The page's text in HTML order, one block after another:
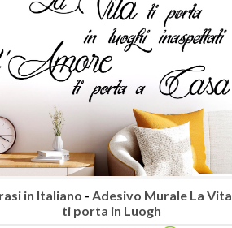
in Italiano - Adesivo Murale La Vita
ti porta in Luogh